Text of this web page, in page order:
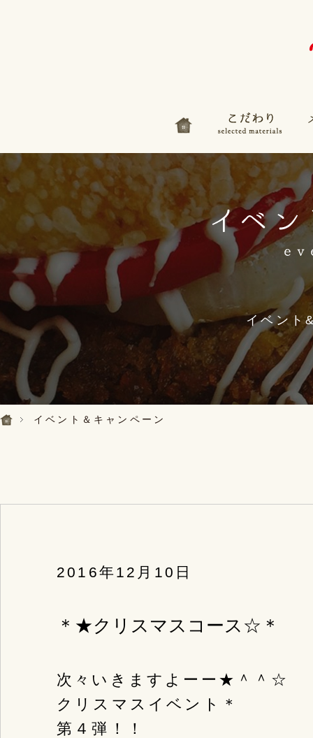
イベント
イベント＆キャンペーン
2016年12月10日
＊★クリスマスコース☆＊
次々いきますよーー★＾＾☆
クリスマスイベント＊
第４弾！！